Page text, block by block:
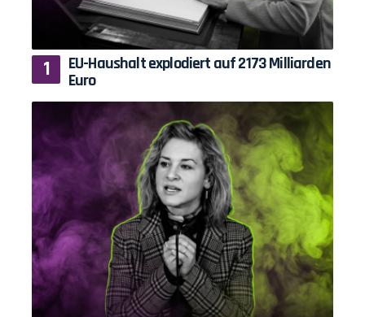
EU-Haushalt explodiert auf 2173 Milliarden
Euro